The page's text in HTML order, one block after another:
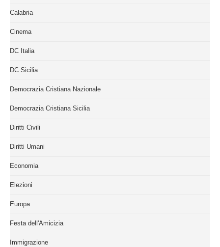
Calabria
Cinema
DC Italia
DC Sicilia
Democrazia Cristiana Nazionale
Democrazia Cristiana Sicilia
Diritti Civili
Diritti Umani
Economia
Elezioni
Europa
Festa dell'Amicizia
Immigrazione